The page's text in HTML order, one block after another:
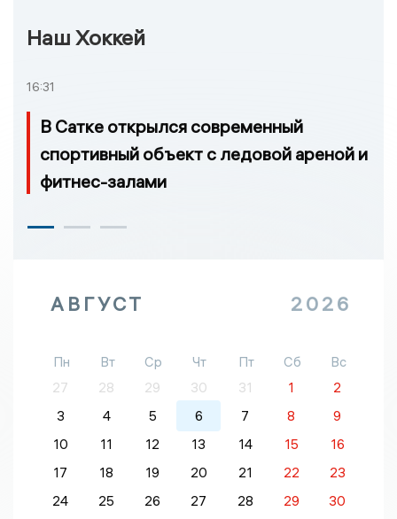
Наш Хоккей
16:31
В Сатке открылся современный
спортивный объект с ледовой ареной и
фитнес-залами
АВГУСТ 2026
Пн Вт Ср Чт Пт Сб
Вс
27
28 29 30 31 1
2
3
4 5 6 7 8
9
10
11 12 13 14 15
16
17
18 19 20 21 22
23
24
25 26 27 28 29
30